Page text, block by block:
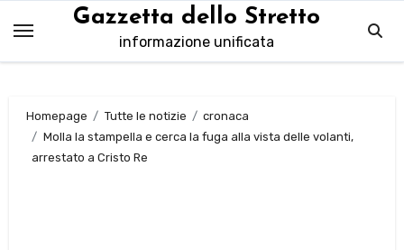
contenuto
Gazzetta dello Stretto
informazione unificata
Homepage Tutte le notizie
cronaca
Molla la stampella e cerca la fuga alla vista delle volanti,
arrestato a Cristo Re